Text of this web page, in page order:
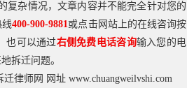
复杂情况，文章内容并不能完全针对您的
线400-900-9881或点击网站上的在线咨询按
也可以通过右侧免费电话咨询输入您的电
拆迁问题。
迁律师网 网址 www.chuangweilvshi.com